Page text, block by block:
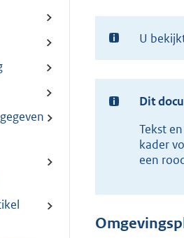
U
Dit
Tekst
kader
een